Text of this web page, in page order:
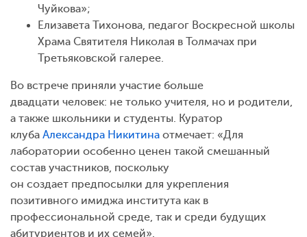
Чуйкова»;
Елизавета Тихонова, педагог Воскресной школы
Храма Святителя Николая в Толмачах при
Третьяковской галерее.
Во встрече приняли участие больше
двадцати человек: не только учителя, но и родители,
а также школьники и студенты. Куратор
клуба Александра Никитина отмечает: «Для
лаборатории особенно ценен такой смешанный
состав участников, поскольку
он создает предпосылки для укрепления
позитивного имиджа института как в
профессиональной среде, так и среди будущих
абитуриентов и их семей».